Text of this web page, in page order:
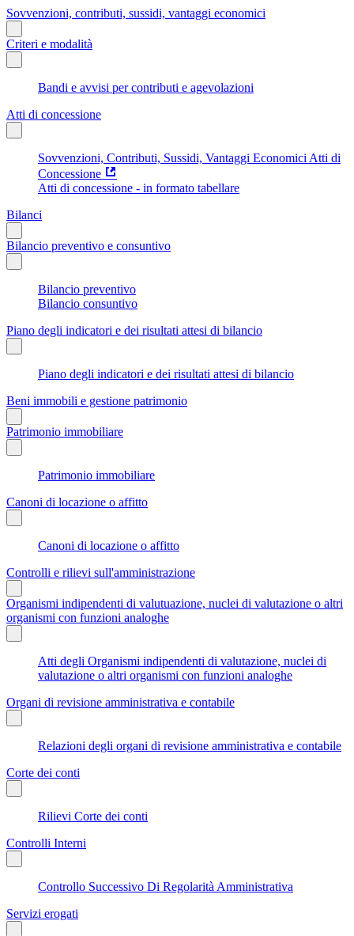
Sovvenzioni, contributi, sussidi, vantaggi economici
Criteri e modalità
Bandi e avvisi per contributi e agevolazioni
Atti di concessione
Sovvenzioni, Contributi, Sussidi, Vantaggi Economici Atti di
Concessione
Atti di concessione - in formato tabellare
Bilanci
Bilancio preventivo e consuntivo
Bilancio preventivo
Bilancio consuntivo
Piano degli indicatori e dei risultati attesi di bilancio
Piano degli indicatori e dei risultati attesi di bilancio
Beni immobili e gestione patrimonio
Patrimonio immobiliare
Patrimonio immobiliare
Canoni di locazione o affitto
Canoni di locazione o affitto
Controlli e rilievi sull'amministrazione
Organismi indipendenti di valutuazione, nuclei di valutazione o altri
organismi con funzioni analoghe
Atti degli Organismi indipendenti di valutazione, nuclei di
valutazione o altri organismi con funzioni analoghe
Organi di revisione amministrativa e contabile
Relazioni degli organi di revisione amministrativa e contabile
Corte dei conti
Rilievi Corte dei conti
Controlli Interni
Controllo Successivo Di Regolarità Amministrativa
Servizi erogati